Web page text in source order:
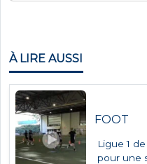
À LIRE AUSSI
FOOT
Ligue 1
pour une